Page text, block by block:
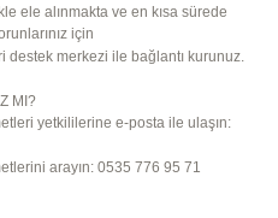
ele alınmakta ve en kısa sürede
için
destek merkezi ile bağlantı kurunuz.
MI?
yetkililerine e-posta ile ulaşın:
arayın: 0535 776 95 71